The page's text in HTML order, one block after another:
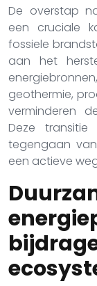
De overstap
een cruciale
fossiele
aan het
geothermie,
verminderen
Deze
tegengaan
een actieve